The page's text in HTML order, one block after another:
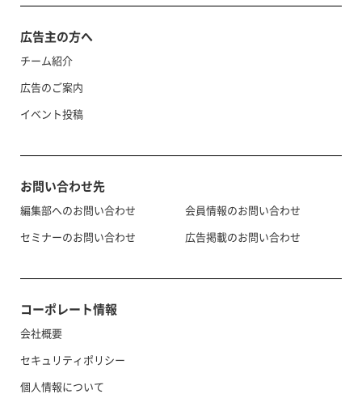
広告主の方へ
チーム紹介
広告のご案内
イベント投稿
お問い合わせ先
編集部へのお問い合わせ
セミナーのお問い合わせ
会員情報のお問い合わせ
広告掲載のお問い合わせ
コーポレート情報
会社概要
セキュリティポリシー
個人情報について